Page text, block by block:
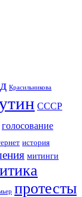
Красильникова
СССР
голосование
история
митинги
протесты